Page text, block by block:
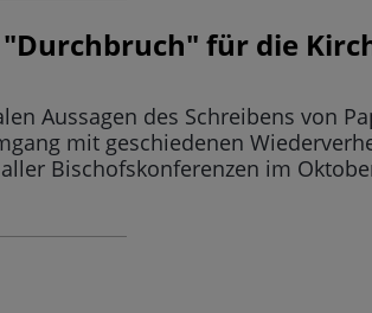
für die
Aussagen des Schreibens von
mit geschiedenen
Bischofskonferenzen im